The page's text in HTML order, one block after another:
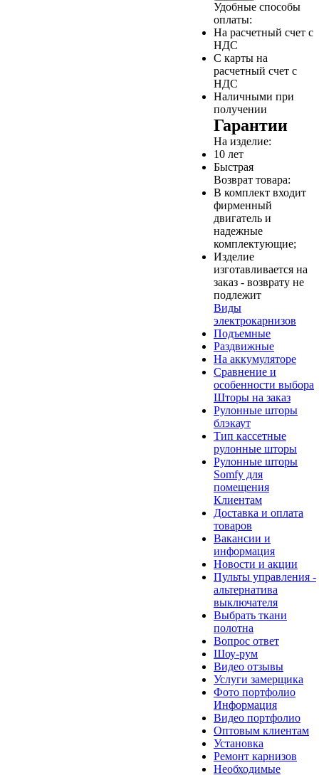
Удобные способы
оплаты:
На расчетный счет с
НДС
С карты на
расчетный счет с
НДС
Наличными при
получении
Гарантии
На изделие:
10 лет
Быстрая
Возврат товара:
В комплект входит
фирменный
двигатель и
надежные
комплектующие;
Изделие
изготавливается на
заказ - возврату не
подлежит
Виды
электрокарнизов
Подъемные
Раздвижные
На аккумуляторе
Сравнение и
особенности выбора
Шторы на заказ
Рулонные шторы
блэкаут
Тип кассетные
рулонные шторы
Рулонные шторы
Somfy для
помещения
Клиентам
Доставка и оплата
товаров
Вакансии и
информация
Новости и акции
Пульты управления -
альтернатива
выключателя
Выбрать ткани
полотна
Вопрос ответ
Шоу-рум
Видео отзывы
Услуги замерщика
Фото портфолио
Информация
Видео портфолио
Оптовым клиентам
Установка
Ремонт карнизов
Необходимые